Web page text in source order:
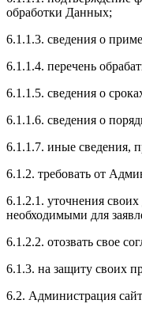
обработки Данных;
6.1.1.3. сведения о
6.1.1.4. перечень
6.1.1.5. сведения о
6.1.1.6. сведения о
6.1.1.7. иные сведения,
6.1.2. требовать от
6.1.2.1. уточнения
необходимыми для
6.1.2.2. отозвать свое
6.1.3. на защиту своих
6.2. Администрация